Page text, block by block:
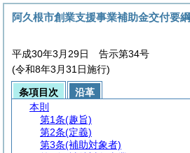
阿久根市創業支援事業補助金交付要綱
平成30年3月29日 告示第34号
(令和8年3月31日施行)
条項目次
沿革
本則
第1条(趣旨)
第2条(定義)
第3条(補助対象者)